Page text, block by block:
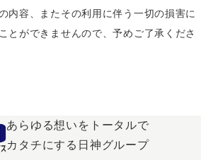
内容、またその利用に伴う一切の損害に
とができませんので、予めご了承くださ
あらゆる想いをトータルで
カタチにする日神グループ